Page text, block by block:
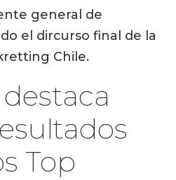
general de
el dircurso final de la
Chile.
Top